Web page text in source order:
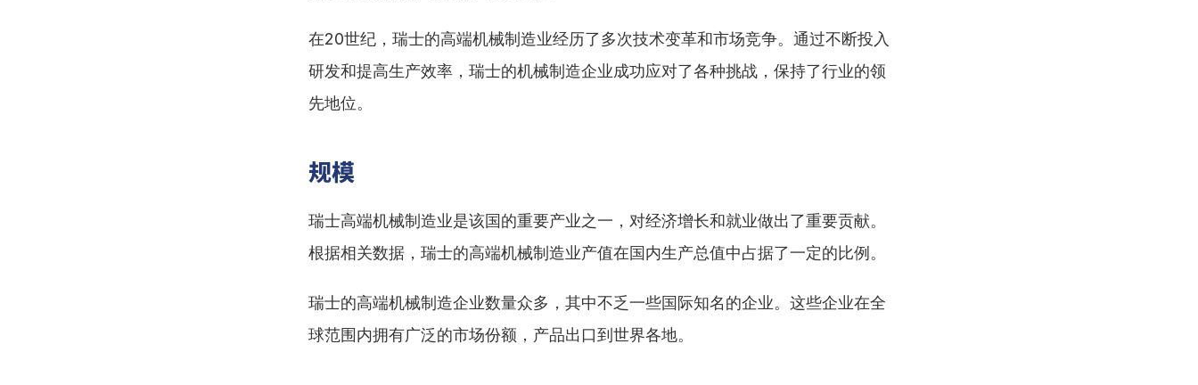
在20世纪，瑞士的高端机械制造业经历了多次技术变革和市场竞争。通过不断投入
研发和提高生产效率，瑞士的机械制造企业成功应对了各种挑战，保持了行业的领
先地位。
规模
瑞士高端机械制造业是该国的重要产业之一，对经济增长和就业做出了重要贡献。
根据相关数据，瑞士的高端机械制造业产值在国内生产总值中占据了一定的比例。
瑞士的高端机械制造企业数量众多，其中不乏一些国际知名的企业。这些企业在全
球范围内拥有广泛的市场份额，产品出口到世界各地。